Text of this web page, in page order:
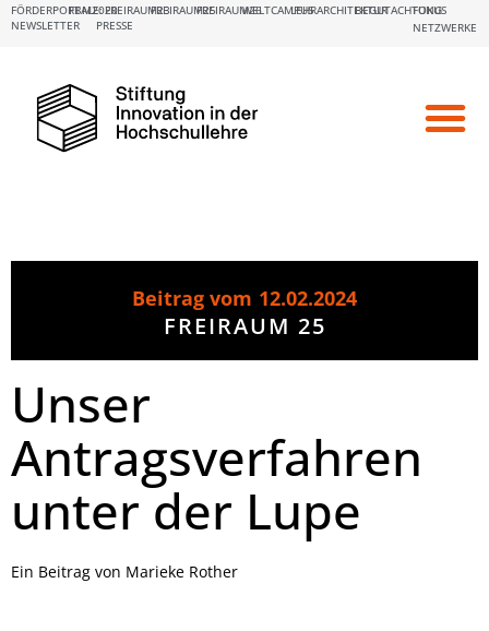
NEWSLETTER PRESSE
FÖRDERPORTALE:
FBM2020FREIRAUM23FREIRAUM25FREIRAUM26WELTCAMPUSLEHRARCHITEKTURBEGUTACHTUNG
FOKUS
NETZWERKE
Beitrag vom 12.02.2024
FREIRAUM 25
Unser
Antragsverfahren
unter der Lupe
Ein Beitrag von Marieke Rother